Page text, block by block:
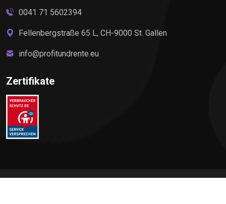
0041 71 5602394
Fellenbergstraße 65 L, CH-9000 St. Gallen
info@profitundrente.eu
Zertifikate